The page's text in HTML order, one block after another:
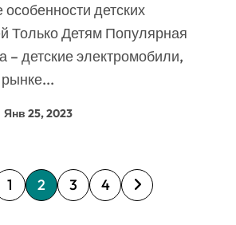
Только Детям Популярная
– детские электромобили,
Янв 25, 2023
1 2 3 4